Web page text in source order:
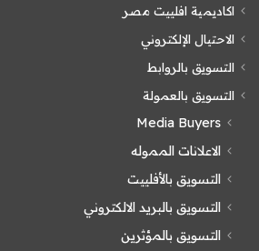
اكاديمية افلييت مصر
الاحتيال الإلكتروني
التسويق بالروابط
التسويق بالعمولة
Media Buyers
الاعلانات المموله
التسويق بالأفلييت
التسويق بالبريد الالكتروني
التسويق بالمؤثرين